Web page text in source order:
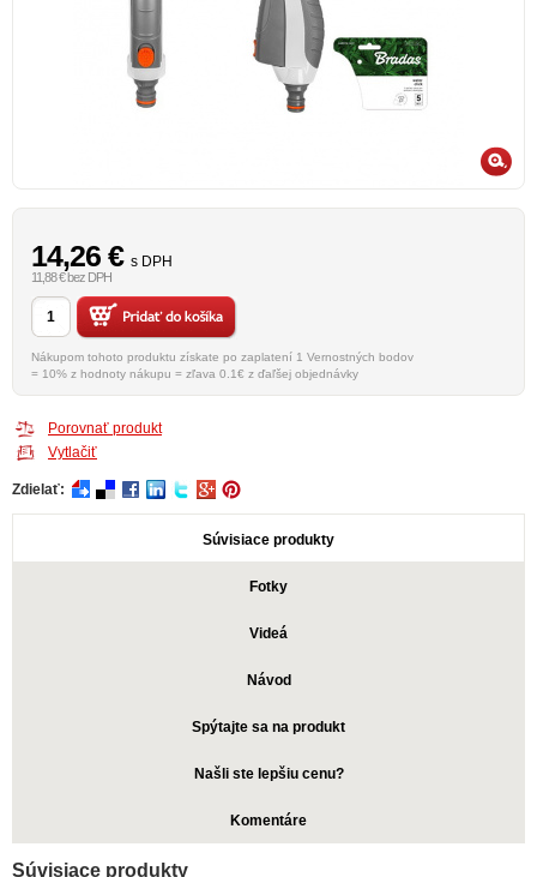
14,26 € s DPH
11,88 € bez DPH
Nákupom tohoto produktu získate po zaplatení 1 Vernostných bodov
= 10% z hodnoty nákupu = zľava 0.1€ z ďaľšej objednávky
Porovnať produkt
Vytlačiť
Zdielať:
Súvisiace produkty
Fotky
Videá
Návod
Spýtajte sa na produkt
Našli ste lepšiu cenu?
Komentáre
Súvisiace produkty